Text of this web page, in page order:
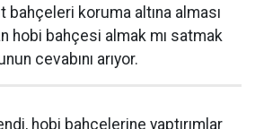
bahçeleri koruma altına alması
hobi bahçesi almak mı satmak
cevabını arıyor.
hobi bahçelerine yaptırımlar